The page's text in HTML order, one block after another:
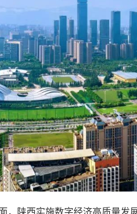
，陕西实施数字经济高质量发